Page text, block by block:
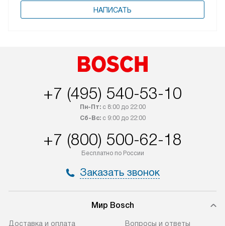
НАПИСАТЬ
+7 (495) 540-53-10
Пн-Пт:с 8:00 до 22:00
Сб-Вс:с 9:00 до 22:00
+7 (800) 500-62-18
Бесплатно по России
Заказать звонок
Мир Bosch
Доставка и оплата Вопросы и ответы